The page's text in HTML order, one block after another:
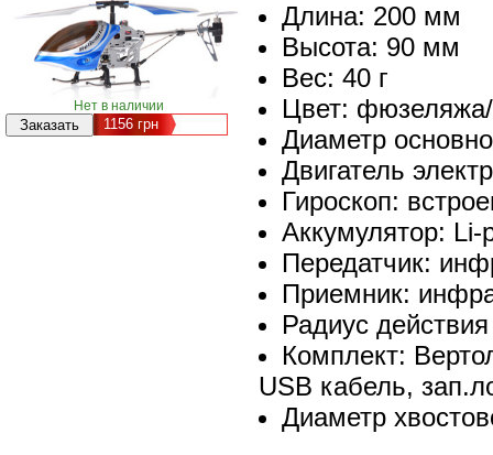
Нет в наличии
1156грн
Длина: 200 мм
Высота: 90 мм
Вес: 40 г
Цвет:
Диаметр
Двигатель
Гироскоп:
Аккумулятор:
Передатчик:
Приемник:
Радиус
Комплект:
USB кабель,
Диаметр